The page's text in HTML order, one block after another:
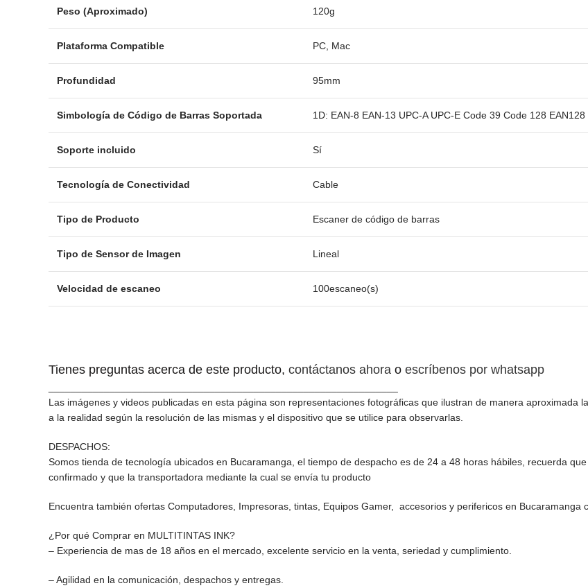
Peso (Aproximado) 120g
Plataforma Compatible PC, Mac
Profundidad 95mm
Simbología de Código de Barras Soportada 1D: EAN-8 EAN-13 UPC-A UPC-E Code 39 Code 128
Soporte incluido Sí
Tecnología de Conectividad Cable
Tipo de Producto Escaner de código de barras
Tipo de Sensor de Imagen Lineal
Velocidad de escaneo 100escaneo(s)
Tienes preguntas acerca de este producto,contáctanos ahora oescríbenos por whatsapp
Las imágenes y videos publicadas en esta página son representaciones fotográficas que ilustran de manera aproximada
a la realidad según la resolución de las mismas y el dispositivo que se utilice para observarlas.
DESPACHOS:
Somos tienda de tecnología ubicados en Bucaramanga, el tiempo de despacho es de 24 a 48 horas hábiles, recuerda
confirmado y que la transportadora mediante la cual se envía tu producto
Encuentra también ofertas Computadores, Impresoras, tintas, Equipos Gamer, accesorios y perifericos en Bucaramanga
¿Por qué Comprar en MULTITINTAS INK?
– Experiencia de mas de 18 años en el mercado, excelente servicio en la venta, seriedad y cumplimiento.
– Agilidad en la comunicación, despachos y entregas.